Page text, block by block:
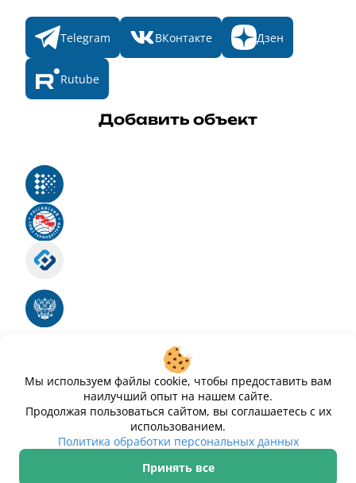
Telegram ВКонтакте Дзен
Rutube
Добавить объект
Мы используем файлы cookie, чтобы предоставить вам
наилучший опыт на нашем сайте.
Продолжая пользоваться сайтом, вы соглашаетесь с их
использованием.
Политика обработки персональных данных
Принять все